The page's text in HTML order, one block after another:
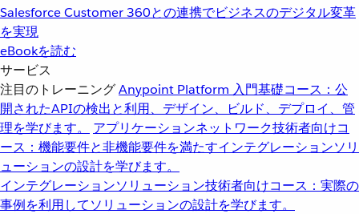
Salesforce Customer 360との連携でビジネスのデジタル変革
を実現
eBookを読む
サービス
注目のトレーニングAnypoint Platform 入門基礎コース：公
開されたAPIの検出と利用、デザイン、ビルド、デプロイ、管
理を学びます。
アプリケーションネットワーク技術者向けコ
ース：機能要件と非機能要件を満たすインテグレーションソリ
ューションの設計を学びます。
インテグレーションソリューション技術者向けコース：実際の
事例を利用してソリューションの設計を学びます。